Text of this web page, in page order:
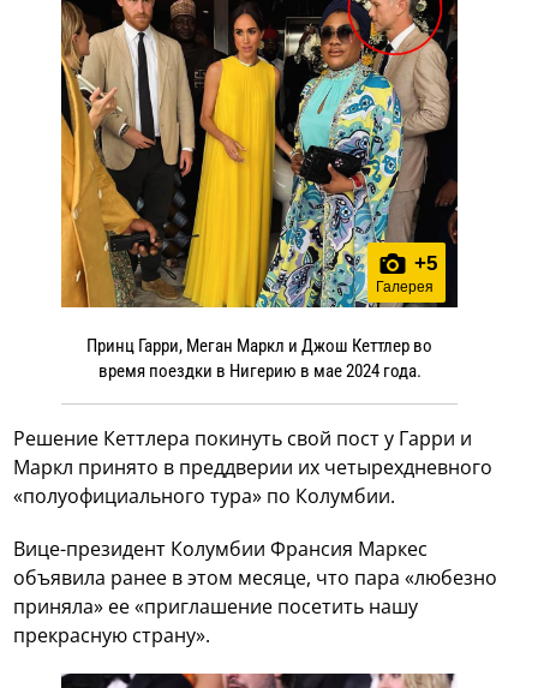
+5
Галерея
Принц Гарри, Меган Маркл и Джош Кеттлер во
время поездки в Нигерию в мае 2024 года.
Решение Кеттлера покинуть свой пост у Гарри и
Маркл принято в преддверии их четырехдневного
«полуофициального тура» по Колумбии.
Вице-президент Колумбии Франсия Маркес
объявила ранее в этом месяце, что пара «любезно
приняла» ее «приглашение посетить нашу
прекрасную страну».